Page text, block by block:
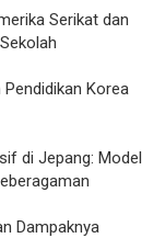
Serikat dan
Korea
di Jepang: Model
Dampaknya